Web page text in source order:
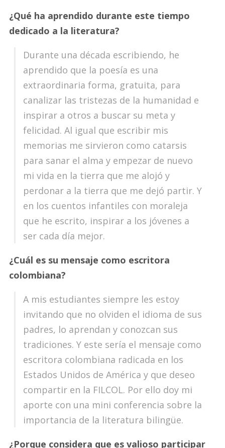
¿Qué ha aprendido durante este tiempo
dedicado a la literatura?
Durante una década escribiendo, he
aprendido que la poesía es una
extraordinaria forma, gratuita, para
canalizar las tristezas de la humanidad e
inspirar a otros a buscar su meta y
felicidad. Al igual que escribir mis
memorias me sirvieron como catarsis
para sanar el alma y empezar de nuevo
mi vida en la tierra que me alojó y
perdonar a la tierra que me dejó partir. Y
en los cuentos infantiles con moraleja
que he escrito, inspirar a los jóvenes a
ser cada día mejor.
¿Cuál es su mensaje como escritora
colombiana?
A mis estudiantes siempre les estoy
invitando que no olviden el idioma de sus
padres, lo aprendan y conozcan sus
tradiciones. Y este sería el mensaje como
escritora colombiana radicada en los
Estados Unidos de América y que deseo
compartir en la FILCOL. Por ello doy mi
aporte con una mini conferencia sobre la
importancia de la literatura bilingüe.
¿Porque considera que es valioso participar